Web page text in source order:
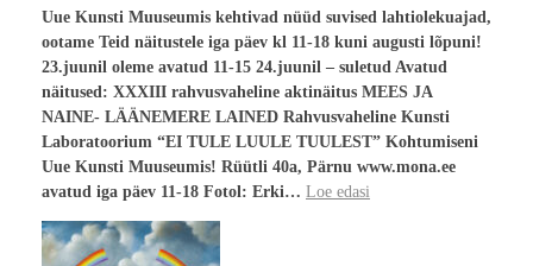
Uue Kunsti Muuseumis kehtivad nüüd suvised lahtiolekuajad,
ootame Teid näitustele iga päev kl 11-18 kuni augusti lõpuni!
23.juunil oleme avatud 11-15 24.juunil – suletud Avatud
näitused: XXXIII rahvusvaheline aktinäitus MEES JA
NAINE- LÄÄNEMERE LAINED Rahvusvaheline Kunsti
Laboratoorium “EI TULE LUULE TUULEST” Kohtumiseni
Uue Kunsti Muuseumis! Rüütli 40a, Pärnu www.mona.ee
avatud iga päev 11-18 Fotol: Erki… Loe edasi